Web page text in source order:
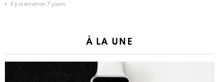
il y a environ 7 jours
À LA UNE